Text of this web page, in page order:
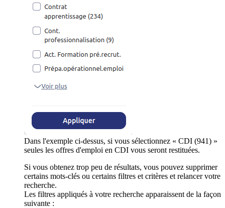
Dans l'exemple ci-dessus, si vous sélectionnez « CDI (941) »
seules les offres d'emploi en CDI vous seront restituées.
Si vous obtenez trop peu de résultats, vous pouvez supprimer
certains mots-clés ou certains filtres et critères et relancer votre
recherche.
Les filtres appliqués à votre recherche apparaissent de la façon
suivante :